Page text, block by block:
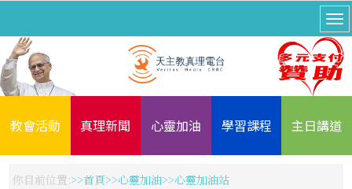
教會活動 真理新聞 心靈加油 學習課程 主日講道
你目前位置: 首頁 心靈加油
心靈加油站